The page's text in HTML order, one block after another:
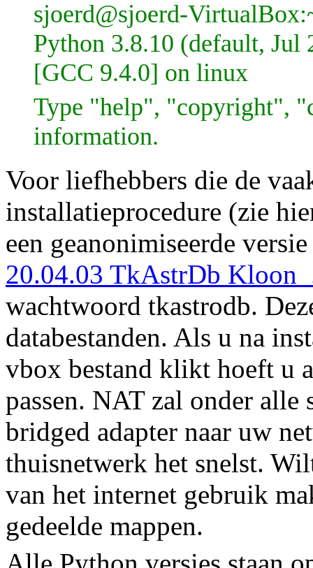
sjoerd@sjoerd-
Python 3.8.10 (default, Jul
[GCC 9.4.0] on linux
Type "help", "copyright",
information.
Voor liefhebbers die de
installatieprocedure (zie
een geanonimiseerde
20.04.03 TkAstrDb
wachtwoord tkastrodb.
databestanden. Als u na
vbox bestand klikt hoeft u
passen. NAT zal onder alle
bridged adapter naar uw
thuisnetwerk het snelst.
van het internet gebruik
gedeelde mappen.